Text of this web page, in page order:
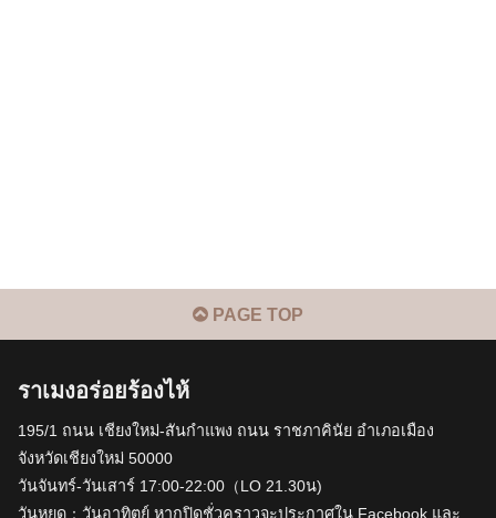
PAGE TOP
ราเมงอร่อยร้องไห้
195/1 ถนน เชียงใหม่-สันกำแพง ถนน ราชภาคินัย อำเภอเมือง
จังหวัดเชียงใหม่ 50000
วันจันทร์-วันเสาร์ 17:00-22:00（LO 21.30น)
วันหยุด：วันอาทิตย์ หากปิดชั่วคราวจะประกาศใน Facebook และ